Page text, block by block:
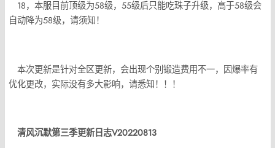
18，本服目前顶级为58级，55级后只能吃珠子升级，高于58级会
自动降为58级，请须知！
本次更新是针对全区更新，会出现个别锻造费用不一，因爆率有
优化更改，实际没有多大影响，请悉知！！！
清风沉默第三季更新日志V20220813